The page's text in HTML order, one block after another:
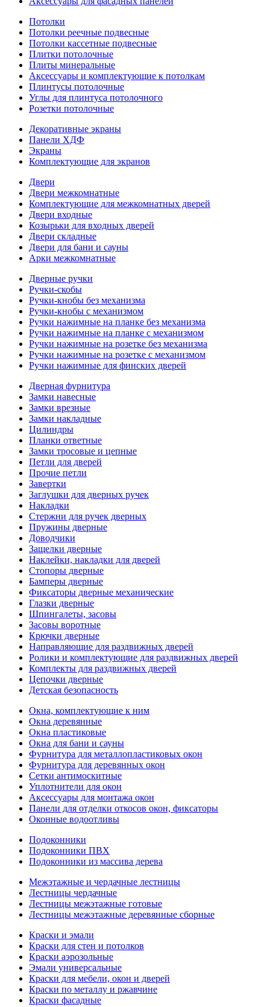
Потолки
Потолки реечные подвесные
Потолки кассетные подвесные
Плитки потолочные
Плиты минеральные
Аксессуары и комплектующие к потолкам
Плинтусы потолочные
Углы для плинтуса потолочного
Розетки потолочные
Декоративные экраны
Панели ХДФ
Экраны
Комплектующие для экранов
Двери
Двери межкомнатные
Комплектующие для межкомнатных дверей
Двери входные
Козырьки для входных дверей
Двери складные
Двери для бани и сауны
Арки межкомнатные
Дверные ручки
Ручки-скобы
Ручки-кнобы без механизма
Ручки-кнобы с механизмом
Ручки нажимные на планке без механизма
Ручки нажимные на планке с механизмом
Ручки нажимные на розетке без механизма
Ручки нажимные на розетке с механизмом
Ручки нажимные для финских дверей
Дверная фурнитура
Замки навесные
Замки врезные
Замки накладные
Цилиндры
Планки ответные
Замки тросовые и цепные
Петли для дверей
Прочие петли
Завертки
Заглушки для дверных ручек
Накладки
Стержни для ручек дверных
Пружины дверные
Доводчики
Защелки дверные
Наклейки, накладки для дверей
Стопоры дверные
Бамперы дверные
Фиксаторы дверные механические
Глазки дверные
Шпингалеты, засовы
Засовы воротные
Крючки дверные
Направляющие для раздвижных дверей
Ролики и комплектующие для раздвижных дверей
Комплекты для раздвижных дверей
Цепочки дверные
Детская безопасность
Окна, комплектующие к ним
Окна деревянные
Окна пластиковые
Окна для бани и сауны
Фурнитура для металлопластиковых окон
Фурнитура для деревянных окон
Сетки антимоскитные
Уплотнители для окон
Аксессуары для монтажа окон
Панели для отделки откосов окон, фиксаторы
Оконные водоотливы
Подоконники
Подоконники ПВХ
Подоконники из массива дерева
Межэтажные и чердачные лестницы
Лестницы чердачные
Лестницы межэтажные готовые
Лестницы межэтажные деревянные сборные
Краски и эмали
Краски для стен и потолков
Краски аэрозольные
Эмали универсальные
Краски для мебели, окон и дверей
Краски по металлу и ржавчине
Краски фасадные